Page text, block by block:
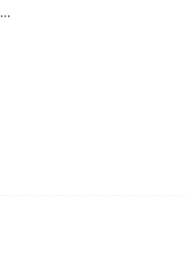
...